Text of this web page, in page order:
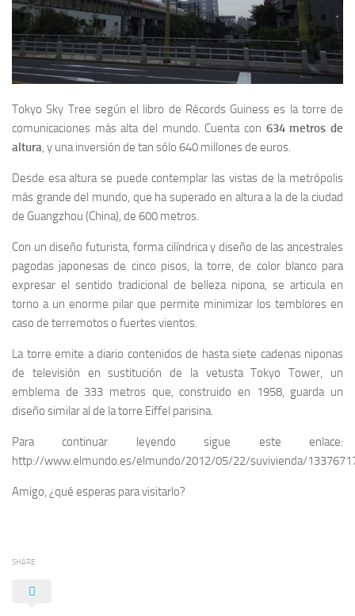
Tokyo Sky Tree según el libro de Récords Guiness es la torre de
comunicaciones más alta del mundo. Cuenta con 634 metros de
altura , y una inversión de tan sólo 640 millones de euros.
Desde esa altura se puede contemplar las vistas de la metrópolis
más grande del mundo, que ha superado en altura a la de la ciudad
de Guangzhou (China), de 600 metros.
Con un diseño futurista, forma cilíndrica y diseño de las ancestrales
pagodas japonesas de cinco pisos, la torre, de color blanco para
expresar el sentido tradicional de belleza nipona, se articula en
torno a un enorme pilar que permite minimizar los temblores en
caso de terremotos o fuertes vientos.
La torre emite a diario contenidos de hasta siete cadenas niponas
de televisión en sustitución de la vetusta Tokyo Tower, un
emblema de 333 metros que, construido en 1958, guarda un
diseño similar al de la torre Eiffel parisina.
Para continuar leyendo sigue este enlace:
http://www.elmundo.es/elmundo/2012/05/22/suvivienda/
Amigo, ¿qué esperas para visitarlo?
SHARE